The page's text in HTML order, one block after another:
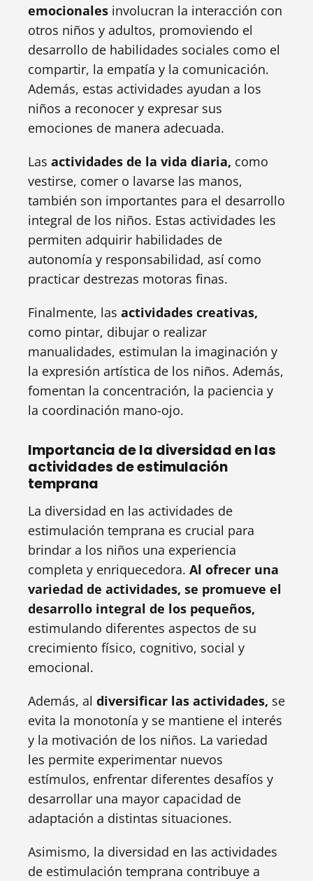
emocionales involucran la interacción con
otros niños y adultos, promoviendo el
desarrollo de habilidades sociales como el
compartir, la empatía y la comunicación.
Además, estas actividades ayudan a los
niños a reconocer y expresar sus
emociones de manera adecuada.
Las actividades de la vida diaria, como
vestirse, comer o lavarse las manos,
también son importantes para el desarrollo
integral de los niños. Estas actividades les
permiten adquirir habilidades de
autonomía y responsabilidad, así como
practicar destrezas motoras finas.
Finalmente, las actividades creativas,
como pintar, dibujar o realizar
manualidades, estimulan la imaginación y
la expresión artística de los niños. Además,
fomentan la concentración, la paciencia y
la coordinación mano-ojo.
Importancia de la diversidad en las
actividades de estimulación
temprana
La diversidad en las actividades de
estimulación temprana es crucial para
brindar a los niños una experiencia
completa y enriquecedora. Al ofrecer una
variedad de actividades, se promueve el
desarrollo integral de los pequeños,
estimulando diferentes aspectos de su
crecimiento físico, cognitivo, social y
emocional.
Además, al diversificar las actividades, se
evita la monotonía y se mantiene el interés
y la motivación de los niños. La variedad
les permite experimentar nuevos
estímulos, enfrentar diferentes desafíos y
desarrollar una mayor capacidad de
adaptación a distintas situaciones.
Asimismo, la diversidad en las actividades
de estimulación temprana contribuye a